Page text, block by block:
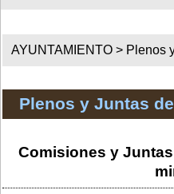
AYUNTAMIENTO > Plenos
Plenos y Juntas
Comisiones y